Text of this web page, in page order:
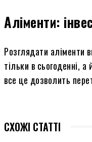
Аліменти:
Розглядати аліменти
тільки в сьогоденні,
все це дозволить
СХОЖІ СТАТТІ